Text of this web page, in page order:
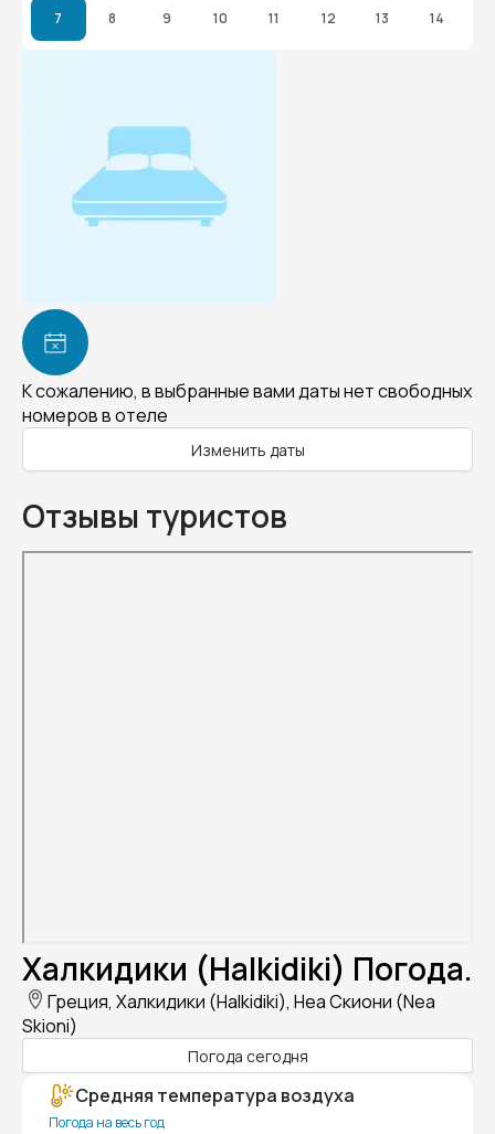
7 8 9 10 11 12 13 14
К сожалению, в выбранные вами даты нет свободных
номеров в отеле
Изменить даты
Отзывы туристов
Халкидики (Halkidiki) Погода.
Греция, Халкидики (Halkidiki), Неа Скиони (Nea
Skioni)
Погода сегодня
Средняя температура воздуха
Погода на весь год